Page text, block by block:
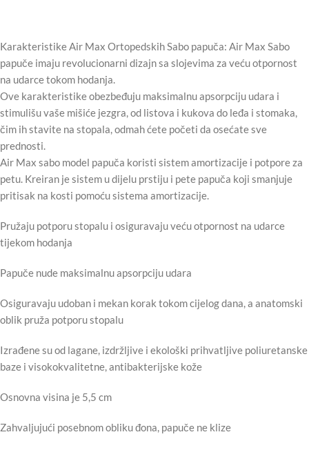
Karakteristike Air Max Ortopedskih Sabo papuča: Air Max Sabo
papuče imaju revolucionarni dizajn sa slojevima za veću otpornost
na udarce tokom hodanja.
Ove karakteristike obezbeđuju maksimalnu apsorpciju udara i
stimulišu vaše mišiće jezgra, od listova i kukova do leđa i stomaka,
čim ih stavite na stopala, odmah ćete početi da osećate sve
prednosti.
Air Max sabo model papuča koristi sistem amortizacije i potpore za
petu. Kreiran je sistem u dijelu prstiju i pete papuča koji smanjuje
pritisak na kosti pomoću sistema amortizacije.
Pružaju potporu stopalu i osiguravaju veću otpornost na udarce
tijekom hodanja
Papuče nude maksimalnu apsorpciju udara
Osiguravaju udoban i mekan korak tokom cijelog dana, a anatomski
oblik pruža potporu stopalu
Izrađene su od lagane, izdržljive i ekološki prihvatljive poliuretanske
baze i visokokvalitetne, antibakterijske kože
Osnovna visina je 5,5 cm
Zahvaljujući posebnom obliku đona, papuče ne klize